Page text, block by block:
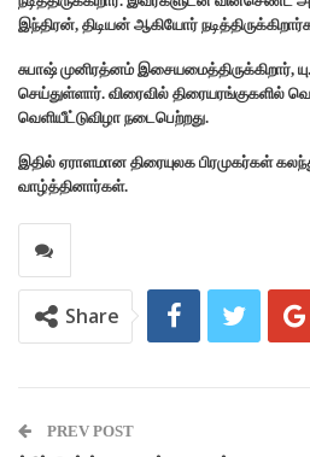
இந்திரன், திடியன் ஆகியோர்
சுபாஷ் முனிரத்னம் இசையமைத்திருக்கிறார்,
செய்துள்ளார். விரைவில் திரையரங்குகளில்
வெளியீட்டுவிழா நடைபெற்றது.
இதில் ஏராளமான திரையுலக பிரமுகர்கள்
வாழ்த்தினார்கள்.
Share
PREV POST